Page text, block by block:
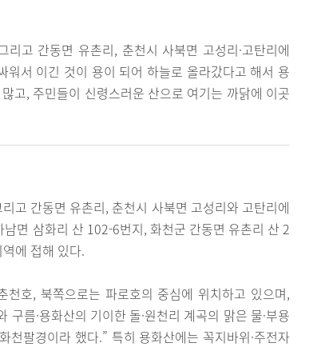
고 간동면 유촌리, 춘천시 사북면 고성리·고탄리에
서 이긴 것이 용이 되어 하늘로 올라갔다고 해서 용
고, 주민들이 신령스러운 산으로 여기는 까닭에 이곳
고 간동면 유촌리, 춘천시 사북면 고성리와 고탄리에
면 삼화리 산 102-6번지, 화천군 간동면 유촌리 산 2
에 접해 있다.
호, 북쪽으로는 파로호의 중심에 위치하고 있으며,
름·용화산의 기이한 돌·원천리 계곡의 맑은 물·부용
천팔경이라 했다.” 특히 용화산에는 꼭지바위·주전자